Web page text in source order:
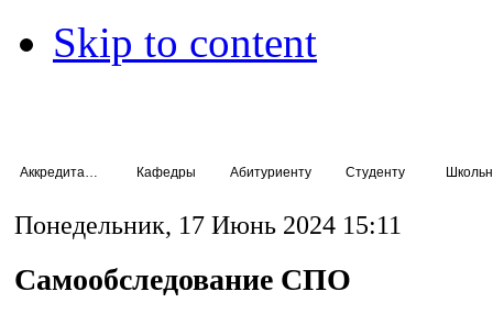
Skip to content
Кафедры Абитуриенту Студенту
Понедельник, 17 Июнь 2024 15:11
Самообследование СПО